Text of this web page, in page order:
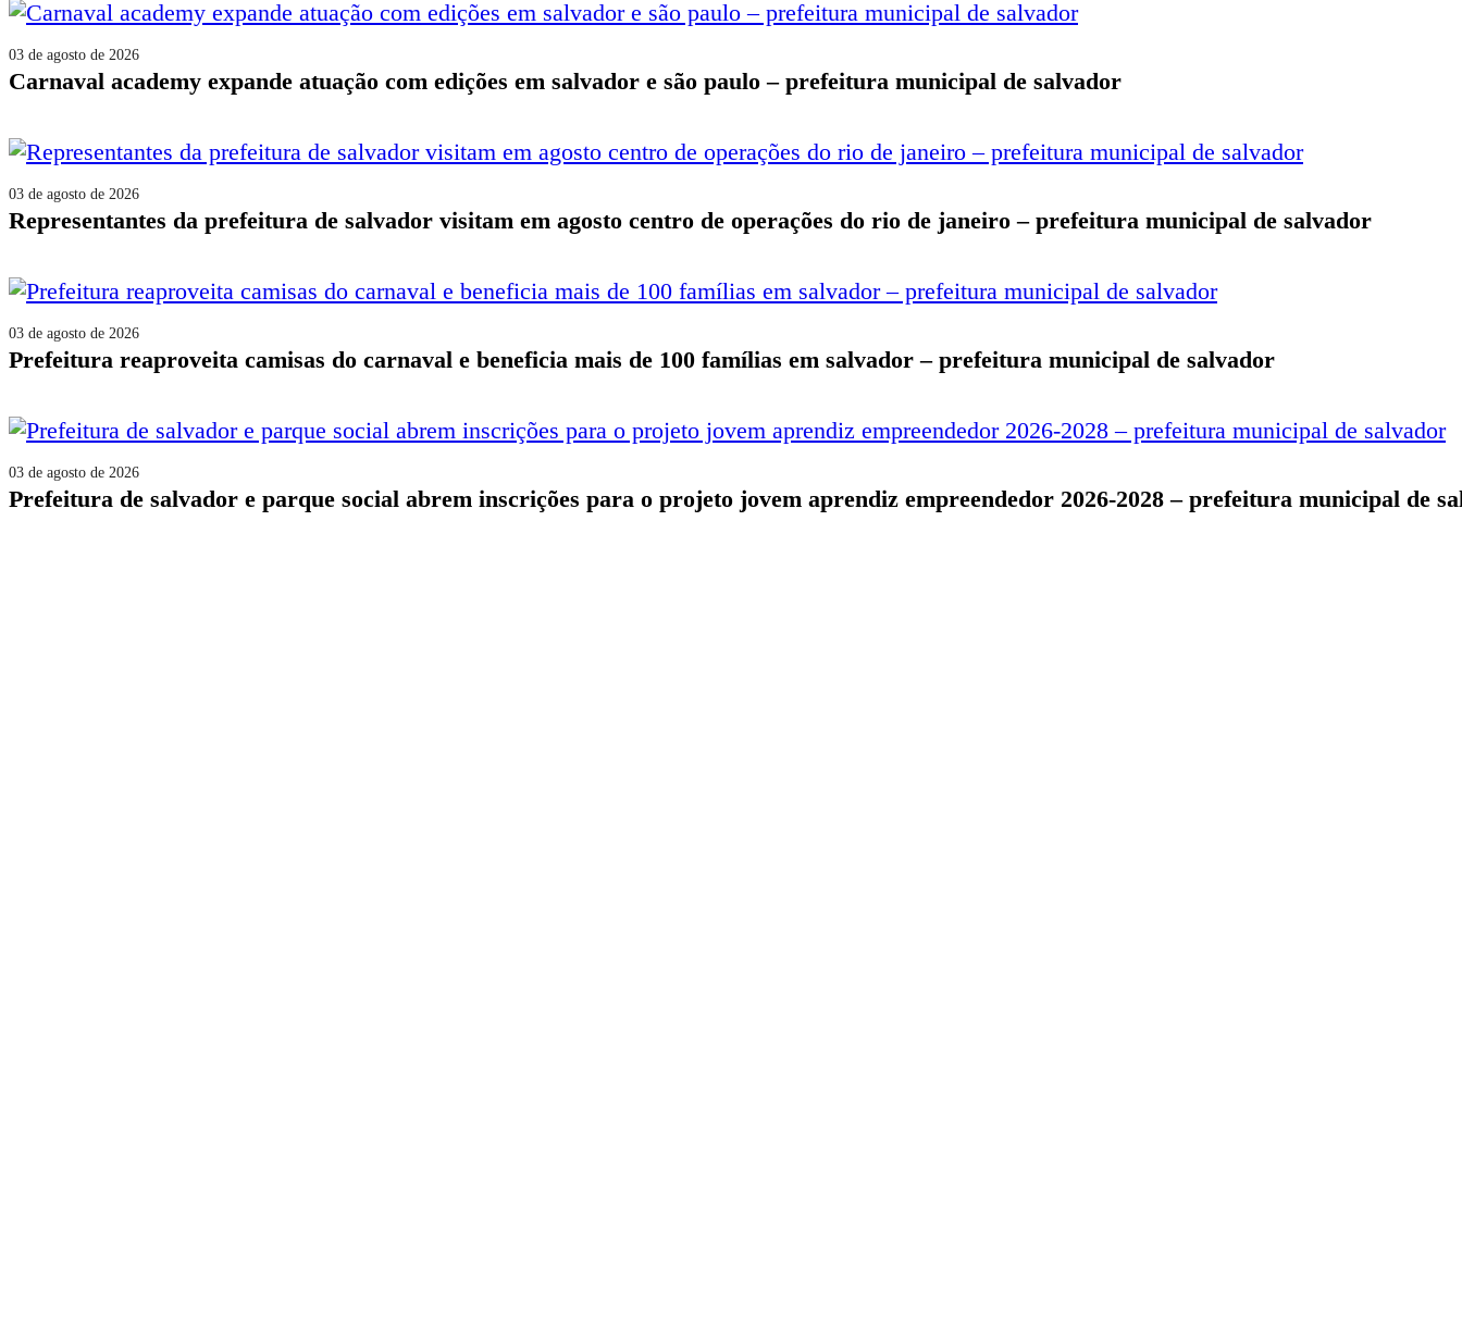
03 de agosto de 2026
carnaval academy expande atuação com edições em salvador e são paulo – prefeitura municipal de salvador
03 de agosto de 2026
representantes da prefeitura de salvador visitam em agosto centro de operações do rio de janeiro – prefeitura municipal de salvador
03 de agosto de 2026
prefeitura reaproveita camisas do carnaval e beneficia mais de 100 famílias em salvador – prefeitura municipal de salvador
03 de agosto de 2026
prefeitura de salvador e parque social abrem inscrições para o projeto jovem aprendiz empreendedor 2026-2028 – prefeitura municipal de